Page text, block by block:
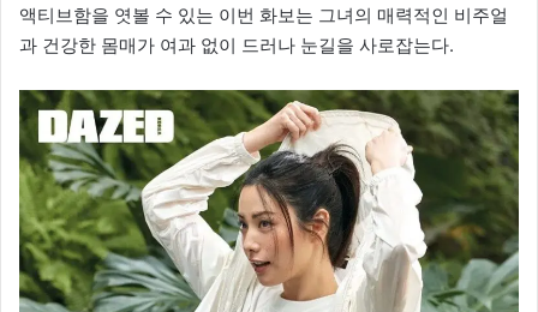
액티브함을 엿볼 수 있는 이번 화보는 그녀의 매력적인 비주얼
과 건강한 몸매가 여과 없이 드러나 눈길을 사로잡는다.